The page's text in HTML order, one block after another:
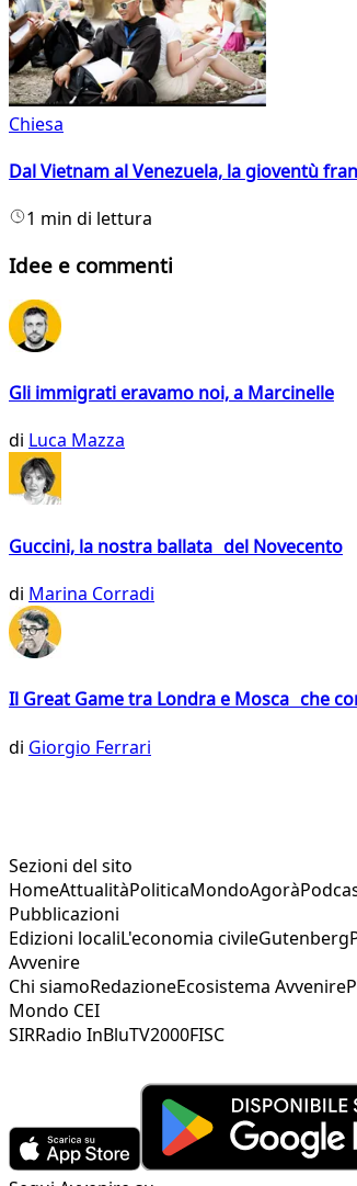
Chiesa
Dal Vietnam al Venezuela, la gioventù
1 min di lettura
Idee e commenti
Gli immigrati eravamo noi, a Marcinelle
di Luca Mazza
Guccini, la nostra ballata del Novecento
di Marina Corradi
Il Great Game tra Londra e Mosca che
di Giorgio Ferrari
Sezioni del sito
HomeAttualitàPoliticaMondoAgorà
Pubblicazioni
Edizioni localiL'economia civileGutenberg
Avvenire
Chi siamoRedazioneEcosistema Avvenire
Mondo CEI
SIRRadio InBluTV2000FISC